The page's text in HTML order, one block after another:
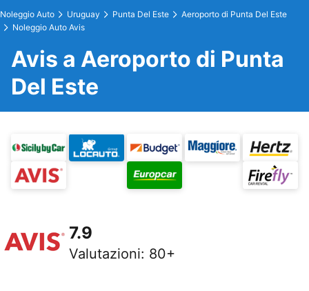
Noleggio Auto Uruguay Punta Del Este
Aeroporto di Punta Del Este
Noleggio Auto Avis
Avis a Aeroporto di Punta
Del Este
7.9
Valutazioni: 80+